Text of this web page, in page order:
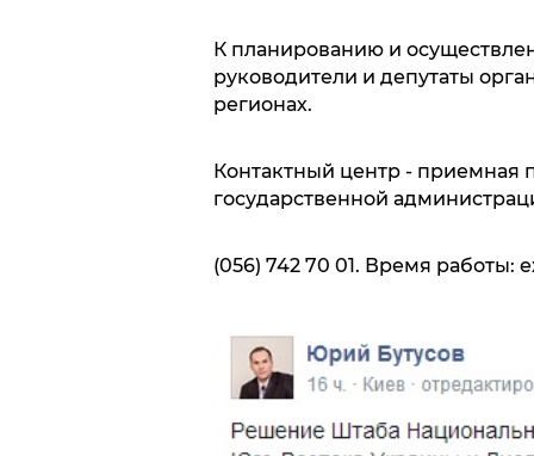
К планированию и
руководители и депутаты
регионах.
Контактный центр - приемная
государственной
(056) 742 70 01. Время работы: